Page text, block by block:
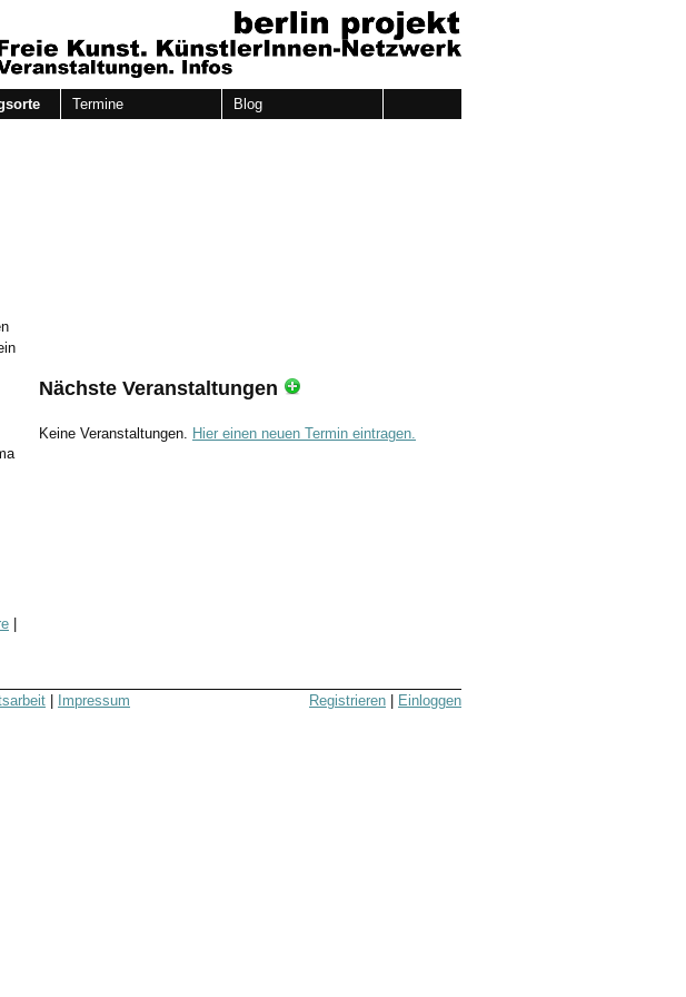
Termine Blog
Nächste Veranstaltungen
Keine Veranstaltungen. Hier einen neuen Termin eintragen.
Registrieren Einloggen
Impressum